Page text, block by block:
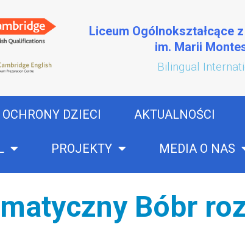
Liceum Ogólnokształcące
im. Marii
Bilingual
DZIECI AKTUALNOŚCI
PROJEKTY MEDIA O NAS
Bóbr